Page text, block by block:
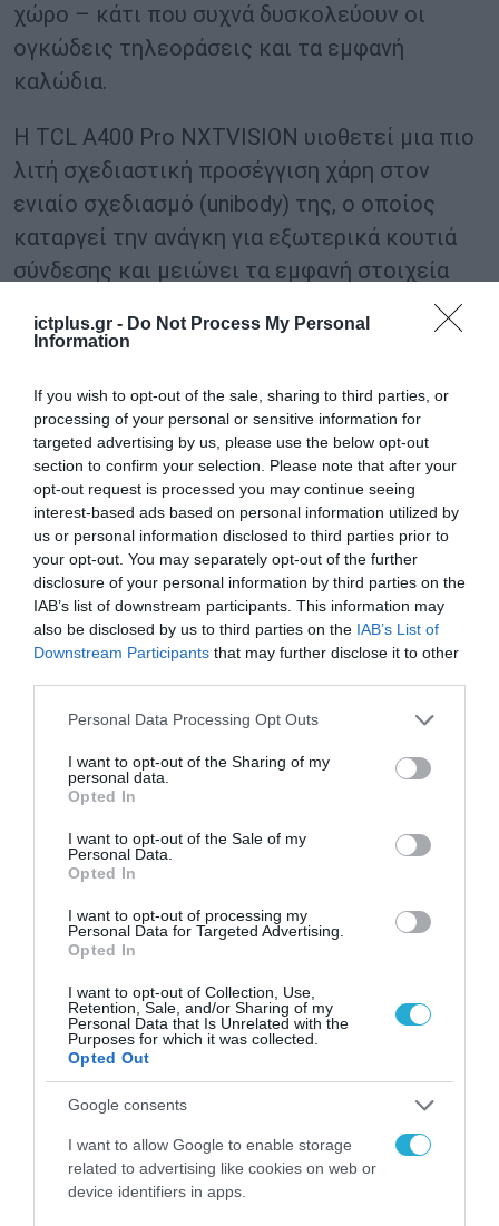
ictplus.gr - Do Not Process My Personal
Information
If you wish to opt-out of the sale, sharing to third parties, or
processing of your personal or sensitive information for
targeted advertising by us, please use the below opt-out
section to confirm your selection. Please note that after your
opt-out request is processed you may continue seeing
interest-based ads based on personal information utilized by
us or personal information disclosed to third parties prior to
your opt-out. You may separately opt-out of the further
disclosure of your personal information by third parties on the
IAB’s list of downstream participants. This information may
also be disclosed by us to third parties on the IAB’s List of
Downstream Participants that may further disclose it to other
Please note that this website/app uses one or more Google
not limited to your visit or usage behaviour. You may click to
grant or deny consent to Google and its third-party tags to
use your data for below specified purposes in below Google
consent section.
Personal Data Processing Opt Outs
I want to opt-out of the Sharing of my
personal data.
Opted In
I want to opt-out of the Sale of my
Personal Data.
Opted In
I want to opt-out of processing my
Personal Data for Targeted Advertising.
Opted In
I want to opt-out of Collection, Use,
Retention, Sale, and/or Sharing of my
Personal Data that Is Unrelated with the
Purposes for which it was collected.
Opted Out
Google consents
I want to allow Google to enable storage
related to advertising like cookies on web or
device identifiers in apps.
χώρο – κάτι που συχνά δυσκολεύουν οι
ογκώδεις τηλεοράσεις και τα εμφανή
καλώδια.
Η TCL A400 Pro NXTVISION υιοθετεί μια πιο
λιτή σχεδιαστική προσέγγιση χάρη στον
ενιαίο σχεδιασμό (unibody) της, ο οποίος
καταργεί την ανάγκη για εξωτερικά κουτιά
σύνδεσης και μειώνει τα εμφανή στοιχεία
γύρω από την τηλεόραση, συμβάλλοντας σε
έναν πιο κομψό και τακτοποιημένο χώρο.
1
Το αποτέλεσμα είναι μια πιο λιτή και
καλαίσθητη εγκατάσταση, που επιτρέπει
στους χρήστες να απολαμβάνουν τον χώρο
τους χωρίς η τεχνολογία να αποσπά την
προσοχή.
Συνδυάζοντας σχεδιασμό εμπνευσμένο από
έργα τέχνης, προηγμένη τεχνολογία QD-Mini
LED και έξυπνες λειτουργίες
προσαρμοσμένες στις ανάγκες της
καθημερινότητας, η TCL επαναπροσδιορίζει
τις δυνατότητες και τον ρόλο της
μεγαλύτερης οθόνης του σπιτιού.
Η TCL A400 Pro NXTVISION διατίθεται σε
πέντε διαστάσεις οθόνης: 55″, 65″, 75″, 85″ και
Η επιδαπέδια βάση με ροδάκια διατίθεται
ξεχωριστά. Η διαθεσιμότητα ενδέχεται να
διαφέρει ανά περιοχή.
– Τα παρελκόμενα που περιλαμβάνονται στη
συσκευασία ενδέχεται να διαφέρουν ανά
περιοχή και παρτίδα παραγωγής. Ανατρέξτε
στα περιεχόμενα της συσκευασίας του